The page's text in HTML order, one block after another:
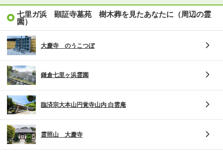
七里ガ浜 顕証寺墓苑 樹木葬を見たあなたに（周辺の霊
園）
大慶寺 のうこつぼ
鎌倉七里ヶ浜霊園
臨済宗大本山円覚寺山内 白雲庵
霊照山 大慶寺